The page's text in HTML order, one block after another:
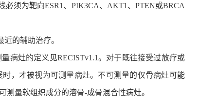
须为靶向ESR1、PIK3CA、AKT1、PTEN或BRCA
的辅助治疗。
病灶的定义见RECISTv1.1。对于既往接受过放疗或
，才被视为可测量病灶。不可测量的仅骨病灶可能
量软组织成分的溶骨-成骨混合性病灶。